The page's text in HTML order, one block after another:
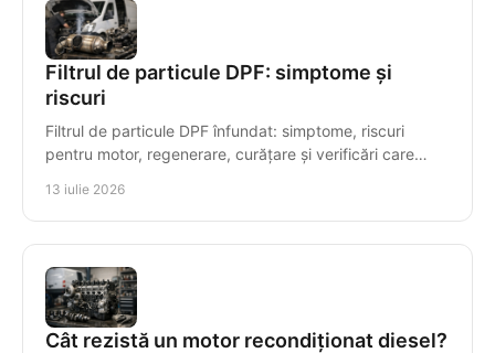
Filtrul de particule DPF: simptome și
riscuri
Filtrul de particule DPF înfundat: simptome, riscuri
pentru motor, regenerare, curățare și verificări care
13 iulie 2026
Cât rezistă un motor recondiționat diesel?